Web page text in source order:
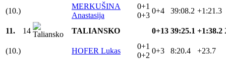
(10.)
MERKUŠINA
Anastasija
0+1
0+3
0+4 39:08.2 +1:21.3
11. 14 TALIANSKO 0+13 39:25.1 +1:38.2
(10.) HOFER Lukas
0+1
0+2
0+3 8:20.4 +23.7